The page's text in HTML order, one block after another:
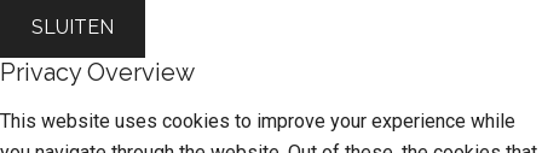
SLUITEN
Privacy Overview
This website uses cookies to improve your experience while